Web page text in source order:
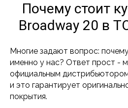
Почему стоит
Broadway 20 в
Многие задают вопрос:
именно у нас? Ответ прост -
официальным
и это гарантирует
покрытия.